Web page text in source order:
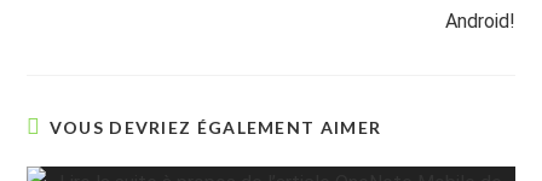
Android!
VOUS DEVRIEZ ÉGALEMENT AIMER